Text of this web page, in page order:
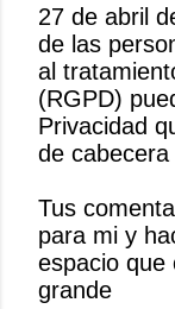
u
b
l
i
c
a
u
n
c
o
27 de abril
de las
al
(RGPD)
Privacidad
de cabecera
Tus
para mi y
espacio que
grande